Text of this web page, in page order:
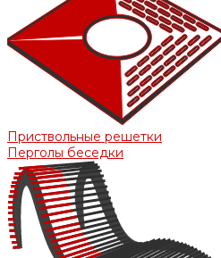
Приствольные решетки
Перголы беседки